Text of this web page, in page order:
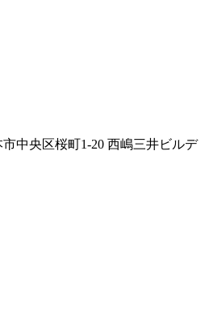
中央区桜町1-20 西嶋三井ビルデ